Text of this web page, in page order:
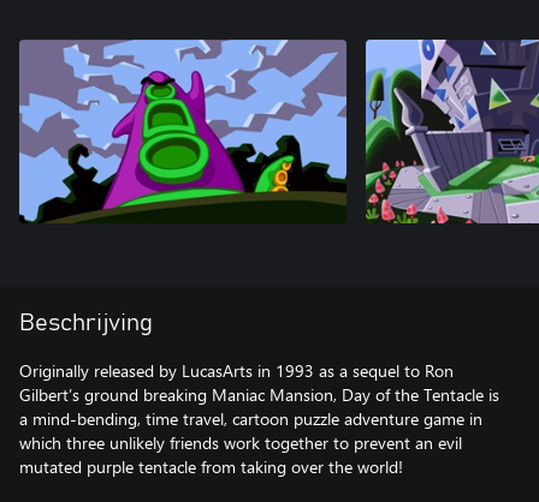
Beschrijving
Originally released by LucasArts in 1993 as a sequel to Ron
Gilbert’s ground breaking Maniac Mansion, Day of the Tentacle is
a mind-bending, time travel, cartoon puzzle adventure game in
which three unlikely friends work together to prevent an evil
mutated purple tentacle from taking over the world!